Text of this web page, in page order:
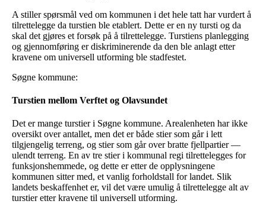
A stiller spørsmål ved om kommunen i det hele tatt har vurdert å
tilrettelegge da turstien ble etablert. Dette er en ny tursti og da
skal det gjøres et forsøk på å tilrettelegge. Turstiens planlegging
og gjennomføring er diskriminerende da den ble anlagt etter
kravene om universell utforming ble stadfestet.
Søgne kommune:
Turstien mellom Verftet og Olavsundet
Det er mange turstier i Søgne kommune. Arealenheten har ikke
oversikt over antallet, men det er både stier som går i lett
tilgjengelig terreng, og stier som går over bratte fjellpartier —
ulendt terreng. En av tre stier i kommunal regi tilrettelegges for
funksjonshemmede, og dette er etter de opplysningene
kommunen sitter med, et vanlig forholdstall for landet. Slik
landets beskaffenhet er, vil det være umulig å tilrettelegge alt av
turstier etter kravene til universell utforming.